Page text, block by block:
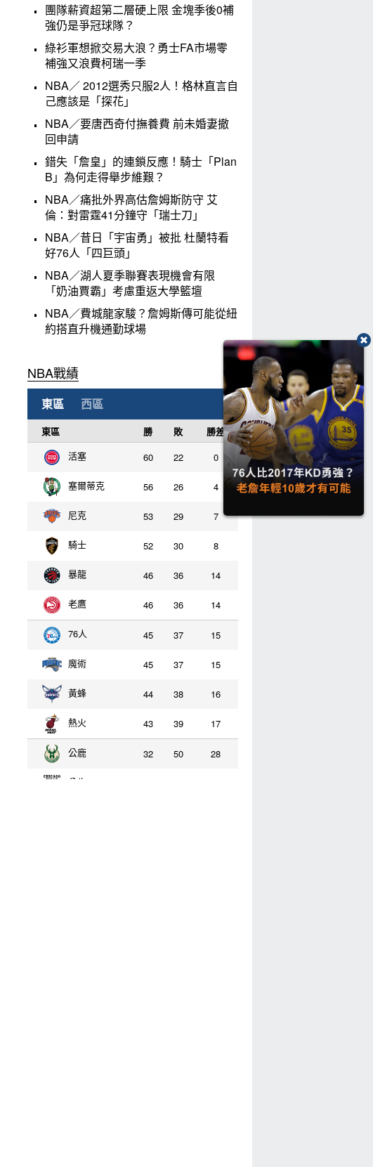
團隊薪資超第二層硬上限 金塊季後0補
強仍是爭冠球隊？
綠衫軍想掀交易大浪？勇士FA市場零
補強又浪費柯瑞一季
NBA／ 2012選秀只服2人！格林直言自
己應該是「探花」
NBA／要唐西奇付撫養費 前未婚妻撤
回申請
錯失「詹皇」的連鎖反應！騎士「Plan
B」為何走得舉步維艱？
NBA／痛批外界高估詹姆斯防守 艾
倫：對雷霆41分鐘守「瑞士刀」
NBA／昔日「宇宙勇」被批 杜蘭特看
好76人「四巨頭」
NBA／湖人夏季聯賽表現機會有限
「奶油賈霸」考慮重返大學籃壇
NBA／費城龍家駿？詹姆斯傳可能從紐
約搭直升機通勤球場